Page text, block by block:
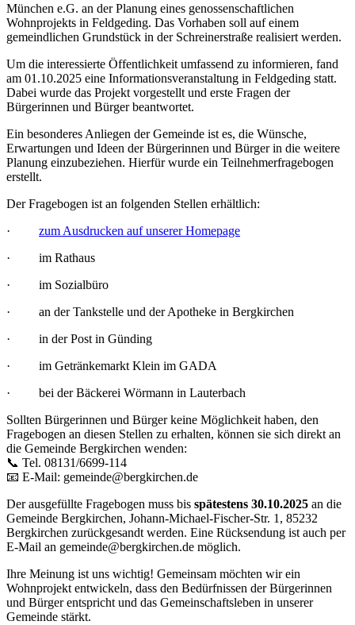
München e.G. an der Planung eines genossenschaftlichen
Wohnprojekts in Feldgeding. Das Vorhaben soll auf einem
gemeindlichen Grundstück in der Schreinerstraße realisiert werden.
Um die interessierte Öffentlichkeit umfassend zu informieren, fand
am 01.10.2025 eine Informationsveranstaltung in Feldgeding statt.
Dabei wurde das Projekt vorgestellt und erste Fragen der
Bürgerinnen und Bürger beantwortet.
Ein besonderes Anliegen der Gemeinde ist es, die Wünsche,
Erwartungen und Ideen der Bürgerinnen und Bürger in die weitere
Planung einzubeziehen. Hierfür wurde ein Teilnehmerfragebogen
erstellt.
Der Fragebogen ist an folgenden Stellen erhältlich:
· zum Ausdrucken auf unserer Homepage
· im Rathaus
· im Sozialbüro
· an der Tankstelle und der Apotheke in Bergkirchen
· in der Post in Günding
· im Getränkemarkt Klein im GADA
· bei der Bäckerei Wörmann in Lauterbach
Sollten Bürgerinnen und Bürger keine Möglichkeit haben, den
Fragebogen an diesen Stellen zu erhalten, können sie sich direkt an
die Gemeinde Bergkirchen wenden:
📞 Tel. 08131/6699-114
📧 E-Mail: gemeinde@bergkirchen.de
Der ausgefüllte Fragebogen muss bis spätestens 30.10.2025 an die
Gemeinde Bergkirchen, Johann-Michael-Fischer-Str. 1, 85232
Bergkirchen zurückgesandt werden. Eine Rücksendung ist auch per
E-Mail an gemeinde@bergkirchen.de möglich.
Ihre Meinung ist uns wichtig! Gemeinsam möchten wir ein
Wohnprojekt entwickeln, dass den Bedürfnissen der Bürgerinnen
und Bürger entspricht und das Gemeinschaftsleben in unserer
Gemeinde stärkt.